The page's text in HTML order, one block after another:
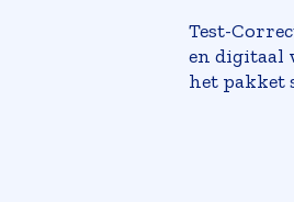
Test-
en digitaal
het pakket